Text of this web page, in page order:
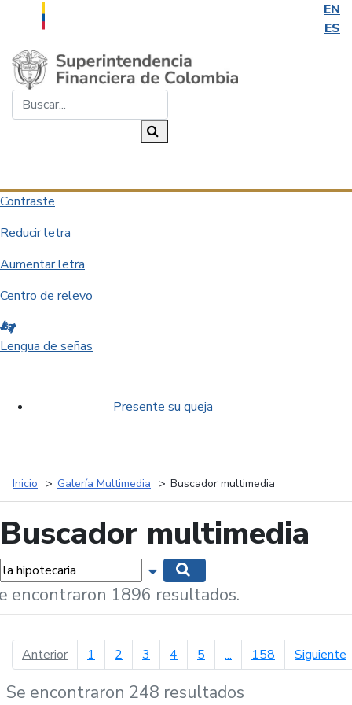
EN
ES
Saltar al contenido principal
Contraste
Reducir letra
Aumentar letra
Centro de relevo
Lengua de señas
Presente su queja
Inicio Galería Multimedia Buscador multimedia
Buscador multimedia
Mostrar opciones de búsqueda
encontraron 1896 resultados.
Anteriorpágina anterior
1 2 3 4 5 ... 158 Siguiente
Se encontraron 248 resultados